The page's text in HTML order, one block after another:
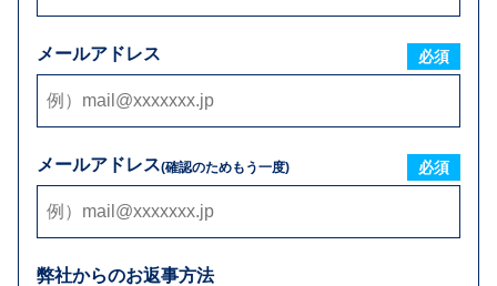
メールアドレス 必須
メールアドレス(確認のためもう一度) 必須
弊社からのお返事方法